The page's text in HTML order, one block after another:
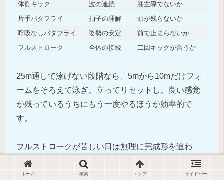
体側キック
波の連続
膝主導でないか
片手バタフライ
拍子の理解
頭が残らないか
呼吸なしバタフライ
姿勢の安定
前で止まらないか
フルストローク
全体の接続 二回キックが合うか
25m通して泳げない段階なら、5mから10mだけフォ
ームをそろえて泳ぎ、立ってリセットし、良い感覚
が残っているうちにもう一度やるほうが効率的で
す。
フルストロークが苦しい日は無理に完成形を追わ
ず、キックだけ、呼吸なしだけ、片手だけと要素を
戻してから組み直すと、悪い癖を残しにくくなりま
ホーム 検索 トップ サイドバー